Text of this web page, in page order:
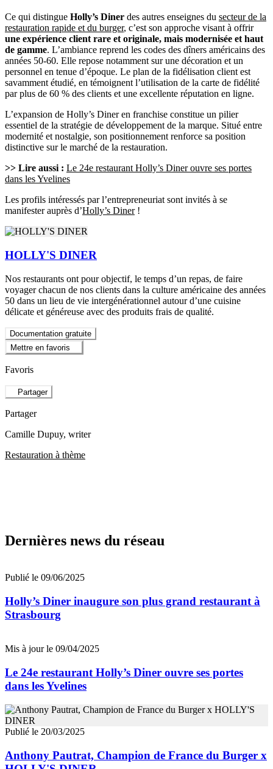
Ce qui distingue Holly’s Diner des autres enseignes du secteur de la
restauration rapide et du burger, c’est son approche visant à offrir
une expérience client rare et originale, mais modernisée et haut
de gamme. L’ambiance reprend les codes des dîners américains des
années 50-60. Elle repose notamment sur une décoration et un
personnel en tenue d’époque. Le plan de la fidélisation client est
savamment étudié, en témoignent l’utilisation de la carte de fidélité
par plus de 60 % des clients et une excellente réputation en ligne.
L’expansion de Holly’s Diner en franchise constitue un pilier
essentiel de la stratégie de développement de la marque. Situé entre
modernité et nostalgie, son positionnement renforce sa position
distinctive sur le marché de la restauration.
>> Lire aussi : Le 24e restaurant Holly’s Diner ouvre ses portes
dans les Yvelines
Les profils intéressés par l’entrepreneuriat sont invités à se
manifester auprès d’Holly’s Diner!
HOLLY'S DINER
Nos restaurants ont pour objectif, le temps d’un repas, de faire
voyager chacun de nos clients dans la culture américaine des années
50 dans un lieu de vie intergénérationnel autour d’une cuisine
délicate et généreuse avec des produits frais de qualité.
Documentation gratuite
Mettre en favoris
Favoris
Partager
Partager
Camille Dupuy, writer
Restauration à thème
Dernières news du réseau
Publié le 09/06/2025
Holly’s Diner inaugure son plus grand restaurant à
Strasbourg
Mis à jour le 09/04/2025
Le 24e restaurant Holly’s Diner ouvre ses portes
dans les Yvelines
Publié le 20/03/2025
Anthony Pautrat, Champion de France du Burger x